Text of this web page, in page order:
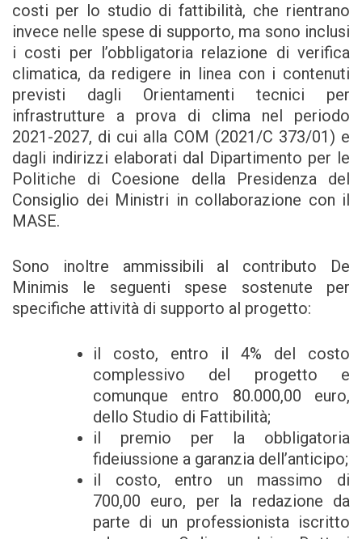
costi per lo studio di fattibilità, che rientrano
invece nelle spese di supporto, ma sono inclusi
i costi per l’obbligatoria relazione di verifica
climatica, da redigere in linea con i contenuti
previsti dagli Orientamenti tecnici per
infrastrutture a prova di clima nel periodo
2021-2027, di cui alla COM (2021/C 373/01) e
dagli indirizzi elaborati dal Dipartimento per le
Politiche di Coesione della Presidenza del
Consiglio dei Ministri in collaborazione con il
MASE.
Sono inoltre ammissibili al contributo De
Minimis le seguenti spese sostenute per
specifiche attività di supporto al progetto:
il costo, entro il 4% del costo
complessivo del progetto e
comunque entro 80.000,00 euro,
dello Studio di Fattibilità;
il premio per la obbligatoria
fideiussione a garanzia dell’anticipo;
il costo, entro un massimo di
700,00 euro, per la redazione da
parte di un professionista iscritto